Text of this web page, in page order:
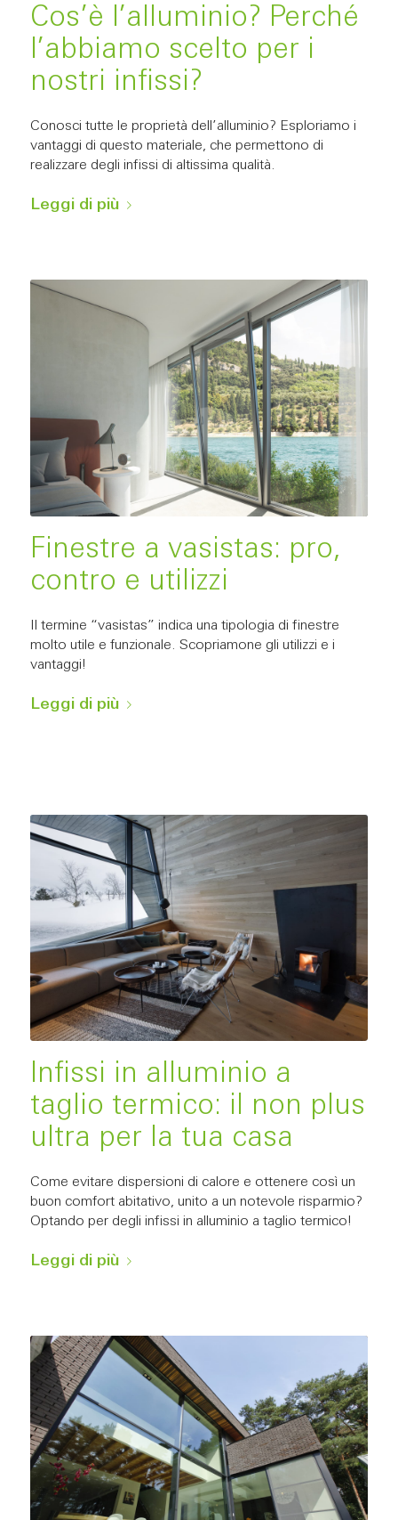
Cos’è l’alluminio? Perché
l’abbiamo scelto per i
nostri infissi?
Conosci tutte le proprietà dell’alluminio? Esploriamo i
vantaggi di questo materiale, che permettono di
realizzare degli infissi di altissima qualità.
Leggi di più
Finestre a vasistas: pro,
contro e utilizzi
Il termine “vasistas” indica una tipologia di finestre
molto utile e funzionale. Scopriamone gli utilizzi e i
vantaggi!
Leggi di più
Infissi in alluminio a
taglio termico: il non plus
ultra per la tua casa
Come evitare dispersioni di calore e ottenere così un
buon comfort abitativo, unito a un notevole risparmio?
Optando per degli infissi in alluminio a taglio termico!
Leggi di più